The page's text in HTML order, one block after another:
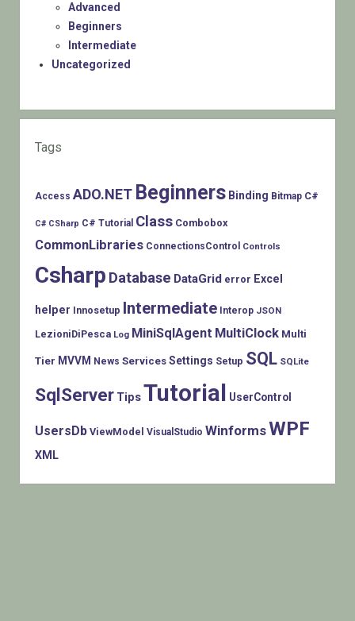
Advanced
Beginners
Intermediate
Uncategorized
Tags
Access ADO.NET Beginners Binding Bitmap C#
C# CSharp C# Tutorial Class Combobox
CommonLibraries ConnectionsControl Controls
Csharp Database DataGrid error Excel
helper Innosetup Intermediate Interop JSON
LezioniDiPesca Log MiniSqlAgent MultiClock Multi
Tier MVVM News Services Settings Setup SQL SQLite
SqlServer TipsTutorial UserControl
UsersDb ViewModel VisualStudio WinformsWPF
XML